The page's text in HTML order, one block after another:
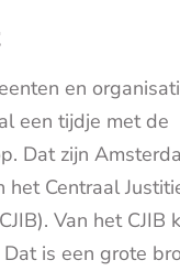
en
een tijdje met de
Dat zijn
het Centraal
Van het CJIB
is een grote